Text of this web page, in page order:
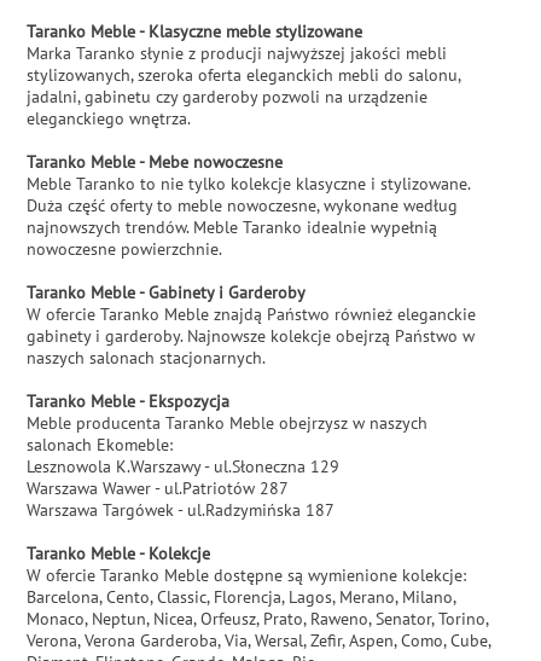
Taranko Meble - Klasyczne meble stylizowane
Marka Taranko słynie z producji najwyższej jakości mebli
stylizowanych, szeroka oferta eleganckich mebli do salonu,
jadalni, gabinetu czy garderoby pozwoli na urządzenie
eleganckiego wnętrza.
Taranko Meble - Mebe nowoczesne
Meble Taranko to nie tylko kolekcje klasyczne i stylizowane.
Duża część oferty to meble nowoczesne, wykonane według
najnowszych trendów. Meble Taranko idealnie wypełnią
nowoczesne powierzchnie.
Taranko Meble - Gabinety i Garderoby
W ofercie Taranko Meble znajdą Państwo również eleganckie
gabinety i garderoby. Najnowsze kolekcje obejrzą Państwo w
naszych salonach stacjonarnych.
Taranko Meble - Ekspozycja
Meble producenta Taranko Meble obejrzysz w naszych
salonach Ekomeble:
Lesznowola K.Warszawy - ul.Słoneczna 129
Warszawa Wawer - ul.Patriotów 287
Warszawa Targówek - ul.Radzymińska 187
Taranko Meble - Kolekcje
W ofercie Taranko Meble dostępne są wymienione kolekcje:
Barcelona, Cento, Classic, Florencja, Lagos, Merano, Milano,
Monaco, Neptun, Nicea, Orfeusz, Prato, Raweno, Senator, Torino,
Verona, Verona Garderoba, Via, Wersal, Zefir, Aspen, Como, Cube,